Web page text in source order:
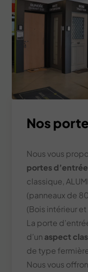
Nos
Nous vous
portes d’entrée
classique,
(panneaux de
(Bois intérieur
La porte
d’un aspect
de type
Nous vous